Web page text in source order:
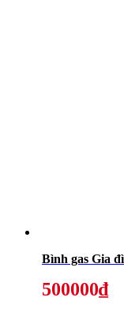
Bình gas Gia
500000₫